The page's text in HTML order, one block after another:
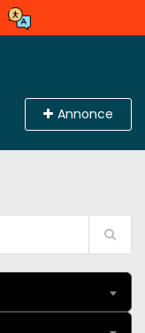
Annonce